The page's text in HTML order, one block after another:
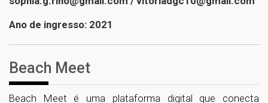
Ano de ingresso: 2021
Beach Meet
Beach Meet é uma plataforma digital que conecta